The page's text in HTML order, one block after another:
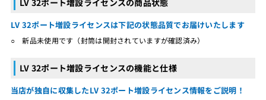
LV 32ポート増設ライセンスの商品状態
LV 32ポート増設ライセンスは下記の状態品質でお届けいたします
○ 新品未使用です（封筒は開封されていますが確認済み）
LV 32ポート増設ライセンスの機能と仕様
当店が独自に収集したLV 32ポート増設ライセンス情報をご説明！